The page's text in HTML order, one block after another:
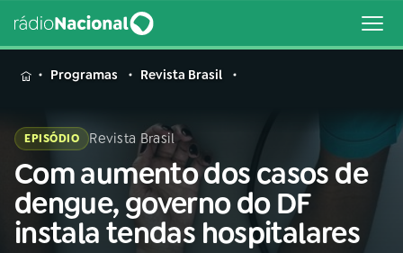
MENU
Buscar
na
Rádio
Nacional
Buscar
Programas Revista Brasil
EPISÓDIO Revista Brasil
Com aumento dos casos de
dengue, governo do DF
instala tendas hospitalares